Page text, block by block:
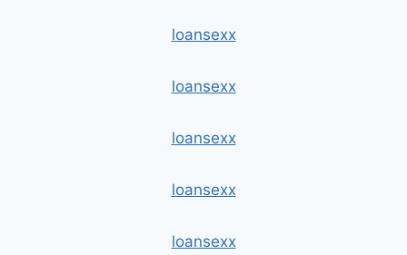
loansexx
loansexx
loansexx
loansexx
loansexx